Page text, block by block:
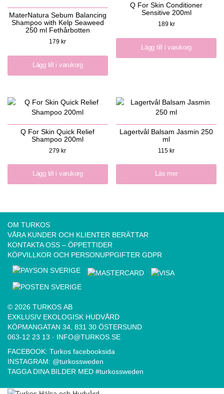
MaterNatura Sebum Balancing
Shampoo with Kelp Seaweed
250 ml Fethårbotten
179 kr
Lägg till i varukorg
Q For Skin Conditioner
Sensitive 200ml
189 kr
Lägg till i varukorg
Q For Skin Quick Relief
Shampoo 200ml
279kr
Lägg till i varukorg
Lagertvål Balsam Jasmin 250
ml
115kr
Läs mer
OM TURKOS
VÅRA KUNDER OCH KLIENTER BERÄTTAR
KONTAKTA OSS – ÖPPETTIDER
KÖPVILLKOR OCH PERSONUPPGIFTER GDPR
© 2026 TURKOS AB
EXKLUSIV EKOLOGISK HUDVÅRD
KÖPMANGATAN 34, 831 30 ÖSTERSUND
063-12 23 13 · INFO@TURKOS.SE
FACEBOOK: Turkos facebooksida
INSTAGRAM: @turkossweden
TAGGA DINA BILDER MED #turkossweden